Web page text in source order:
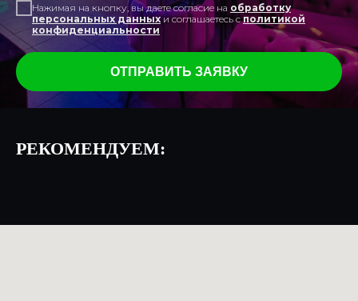
Нажимая на кнопку, вы даете согласие на обработку
персональных данныхи соглашаетесь cполитикой
конфиденциальности
ОТПРАВИТЬ ЗАЯВКУ
РЕКОМЕНДУЕМ: